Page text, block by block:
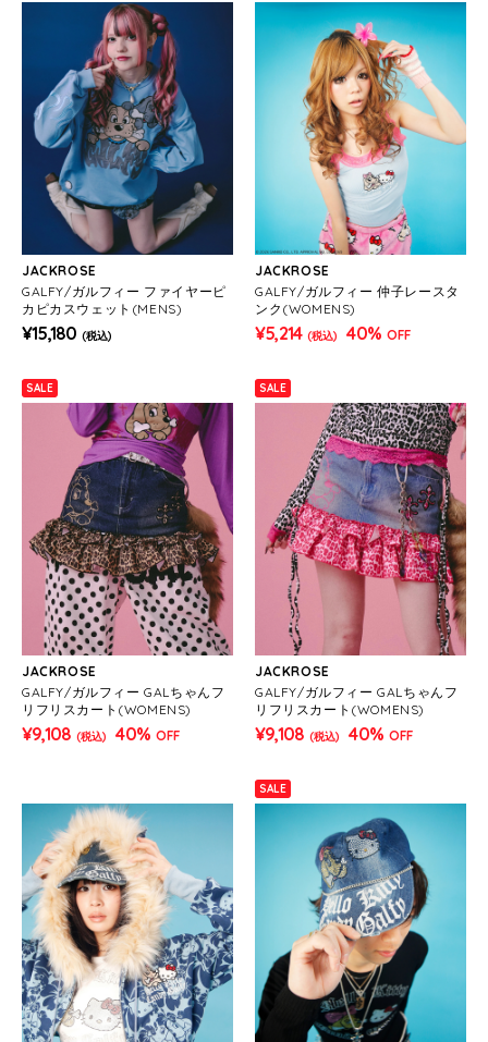
JACKROSE
GALFY/ガルフィー ファイヤーピ
カピカスウェット(MENS)
¥15,180 (税込)
JACKROSE
GALFY/ガルフィー 仲子レースタ
ンク(WOMENS)
¥5,214 (税込) 40% OFF
SALE
JACKROSE
GALFY/ガルフィー GALちゃんフ
リフリスカート(WOMENS)
¥9,108 (税込) 40% OFF
SALE
JACKROSE
GALFY/ガルフィー GALちゃんフ
リフリスカート(WOMENS)
¥9,108 (税込) 40% OFF
SALE